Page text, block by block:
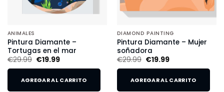
ANIMALES
Pintura Diamante –
Tortugas en el mar
€29.99 €19.99
AGREGAR AL CARRITO
DIAMOND PAINTING
Pintura Diamante – Mujer
soñadora
€29.99 €19.99
AGREGAR AL CARRITO